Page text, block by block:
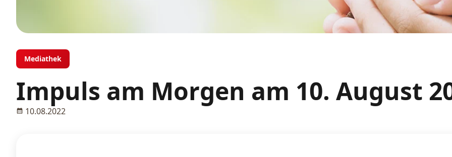
Mediathek
Impuls am Morgen am 10. August
10.08.2022